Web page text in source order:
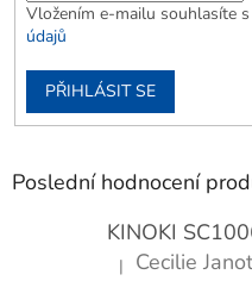
Vložením e-mailu souhlasíte s
údajů
PŘIHLÁSIT SE
Poslední hodnocení
Hodnocení
| Cecilie